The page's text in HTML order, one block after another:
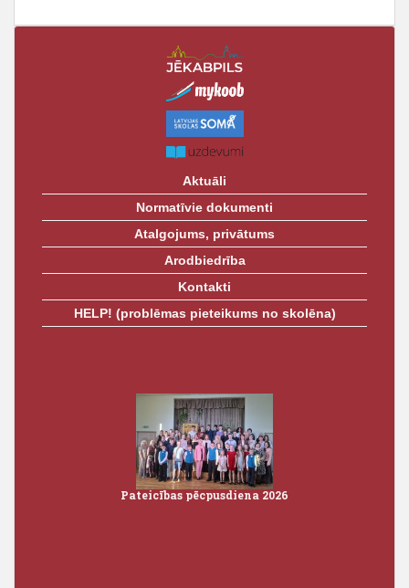
Aktuāli
Normatīvie dokumenti
Atalgojums, privātums
Arodbiedrība
Kontakti
HELP! (problēmas pieteikums no skolēna)
Pēdējā zvana pasākumi 2026